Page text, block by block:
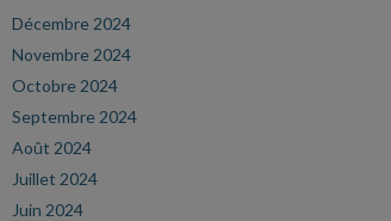
Décembre 2024
Novembre 2024
Octobre 2024
Septembre 2024
Août 2024
Juillet 2024
Juin 2024